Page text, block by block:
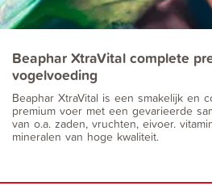
Beaphar XtraVital complete
vogelvoeding
Beaphar XtraVital is een smakelijk en
premium voer met een gevarieerde
van o.a. zaden, vruchten, eivoer.
mineralen van hoge kwaliteit.